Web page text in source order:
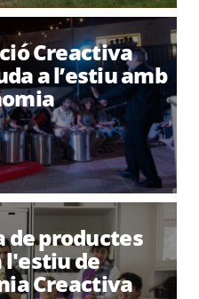
Creactiva
a l’estiu amb
de productes
l'estiu de
Creactiva